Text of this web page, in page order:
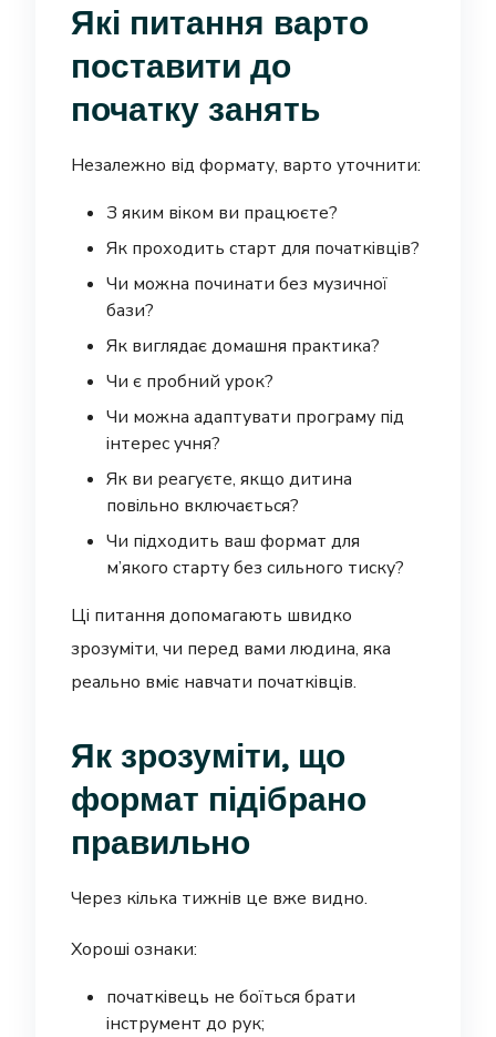
Які питання варто
поставити до
початку занять
Незалежно від формату, варто уточнити:
З яким віком ви працюєте?
Як проходить старт для початківців?
Чи можна починати без музичної
бази?
Як виглядає домашня практика?
Чи є пробний урок?
Чи можна адаптувати програму під
інтерес учня?
Як ви реагуєте, якщо дитина
повільно включається?
Чи підходить ваш формат для
м’якого старту без сильного тиску?
Ці питання допомагають швидко
зрозуміти, чи перед вами людина, яка
реально вміє навчати початківців.
Як зрозуміти, що
формат підібрано
правильно
Через кілька тижнів це вже видно.
Хороші ознаки:
початківець не боїться брати
інструмент до рук;